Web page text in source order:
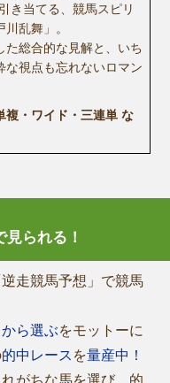
き当てる、競馬スピリ
乱舞」。
た総合的な見解と、いち
な視点も忘れないロマン
複・ワイド・三連単 な
見られる！
走競馬予想」で競馬
から選ぶをモットーに
的中レース を量産中！
がちな馬を選び、的